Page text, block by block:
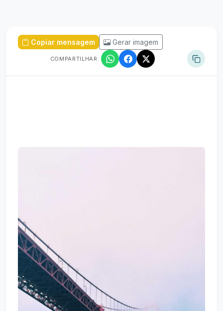
Copiar mensagem Gerar imagem
COMPARTILHAR: